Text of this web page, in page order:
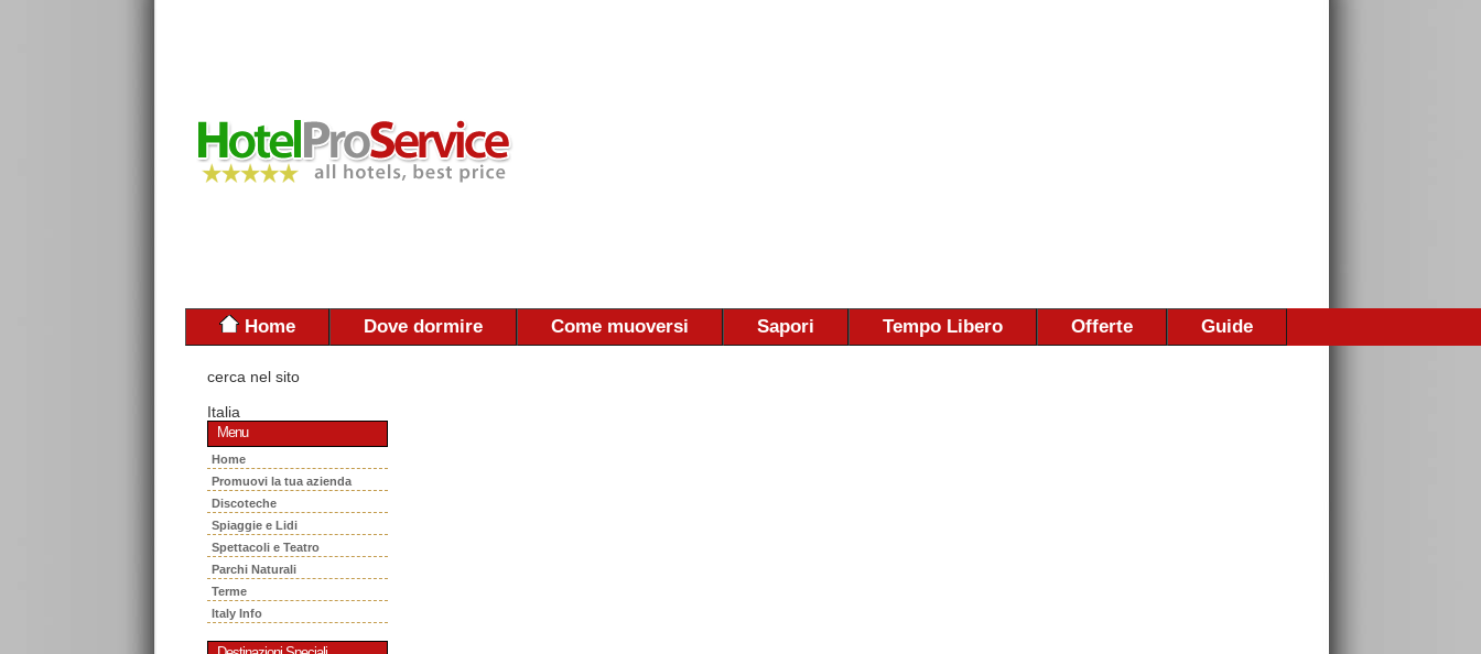
Home Dove dormire Come muoversi Sapori Tempo Libero Offerte Guide
cerca nel sito
Italia
Menu
Home
Promuovi la tua azienda
Discoteche
Spiaggie e Lidi
Spettacoli e Teatro
Parchi Naturali
Terme
Italy Info